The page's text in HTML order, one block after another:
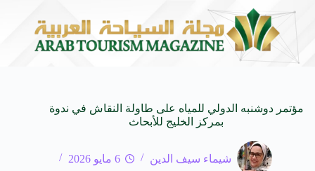
إلى الفنجان 8 أغسطس 2026 سعيد منير.. صانع محتوى سينمائي
مؤتمر دوشنبه الدولي للمياه على طاولة النقاش في ندوة
بمركز الخليج للأبحاث
شيماء سيف الدين 6 مايو 2026